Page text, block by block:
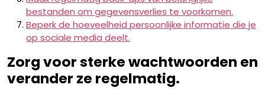
bestanden om gegevensverlies te voorkomen.
Beperk de hoeveelheid persoonlijke informatie die je
op sociale media deelt.
Zorg voor sterke wachtwoorden en
verander ze regelmatig.